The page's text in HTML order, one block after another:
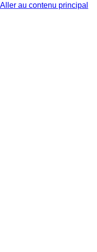
Aller au contenu principal